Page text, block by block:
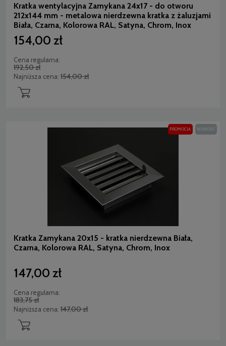
Kratka wentylacyjna Zamykana 24x17 - do otworu
212x144 mm - metalowa nierdzewna kratka z żaluzjami
Biała, Czarna, Kolorowa RAL, Satyna, Chrom, Inox
154,00 zł
Cena regularna:
192,50 zł
Najniższa cena: 154,00 zł
Kratka Zamykana 20x15 - kratka nierdzewna Biała,
Czarna, Kolorowa RAL, Satyna, Chrom, Inox
147,00 zł
Cena regularna:
183,75 zł
Najniższa cena: 147,00 zł
PROMOCJA NOWOŚĆ